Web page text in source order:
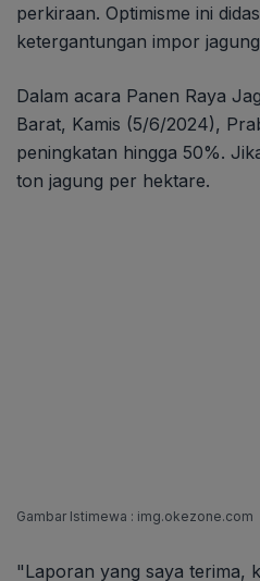
perkiraan. Optimisme ini
ketergantungan impor
Dalam acara Panen Raya
Barat, Kamis (5/6/2024),
peningkatan hingga 50%.
ton jagung per hektare.
Gambar Istimewa : img.okezone.com
"Laporan yang saya terima,